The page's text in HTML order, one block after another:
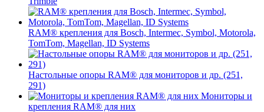
RAM® крепления для Bosch, Intermec, Symbol, Motorola,
TomTom, Magellan, ID Systems
Настольные опоры RAM® для мониторов и др. (251,
291)
Мониторы и
крепления RAM® для них